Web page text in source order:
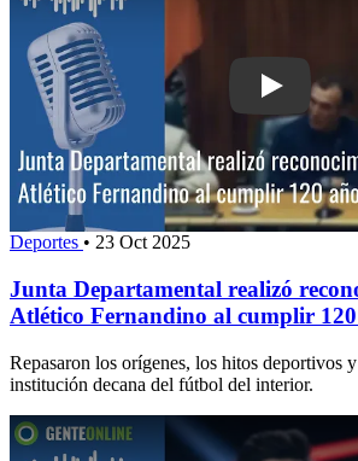
Play: Junta
Deportes • 23 Oct 2025
Junta Departamental realizó
Atlético Fernandino al cumplir
Repasaron los orígenes, los hitos deportivos
institución decana del fútbol del interior.